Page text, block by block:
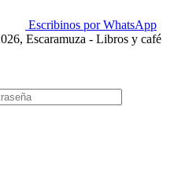
Escribinos por WhatsApp
Escaramuza - Libros y café